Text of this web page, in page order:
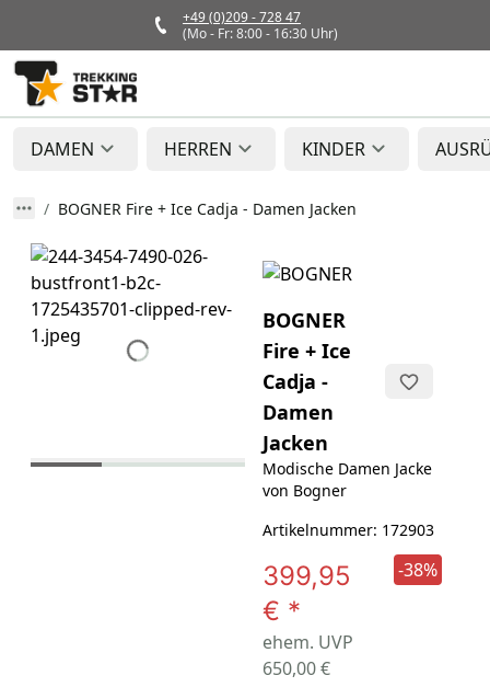
+49 (0)209 - 728 47
(Mo - Fr: 8:00 - 16:30 Uhr)
DAMEN HERREN KINDER
BOGNER Fire + Ice Cadja - Damen Jacken
BOGNER
Fire + Ice
Cadja -
Damen
Jacken
Modische Damen Jacke
von Bogner
Artikelnummer: 172903
399,95
€ *
ehem. UVP
650,00 €
-38%